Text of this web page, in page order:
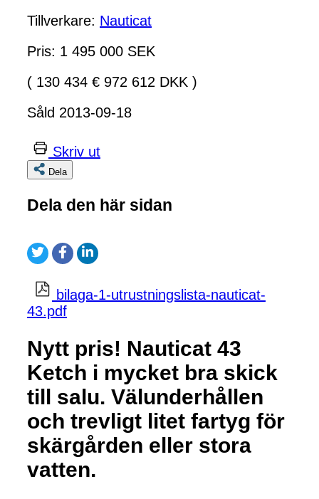
Tillverkare: Nauticat
Pris: 1 495 000 SEK
( 130 434 € 972 612 DKK )
Såld 2013-09-18
Skriv ut
Dela
Dela den här sidan
bilaga-1-utrustningslista-nauticat-
43.pdf
Nytt pris! Nauticat 43
Ketch i mycket bra skick
till salu. Välunderhållen
och trevligt litet fartyg för
skärgården eller stora
vatten.